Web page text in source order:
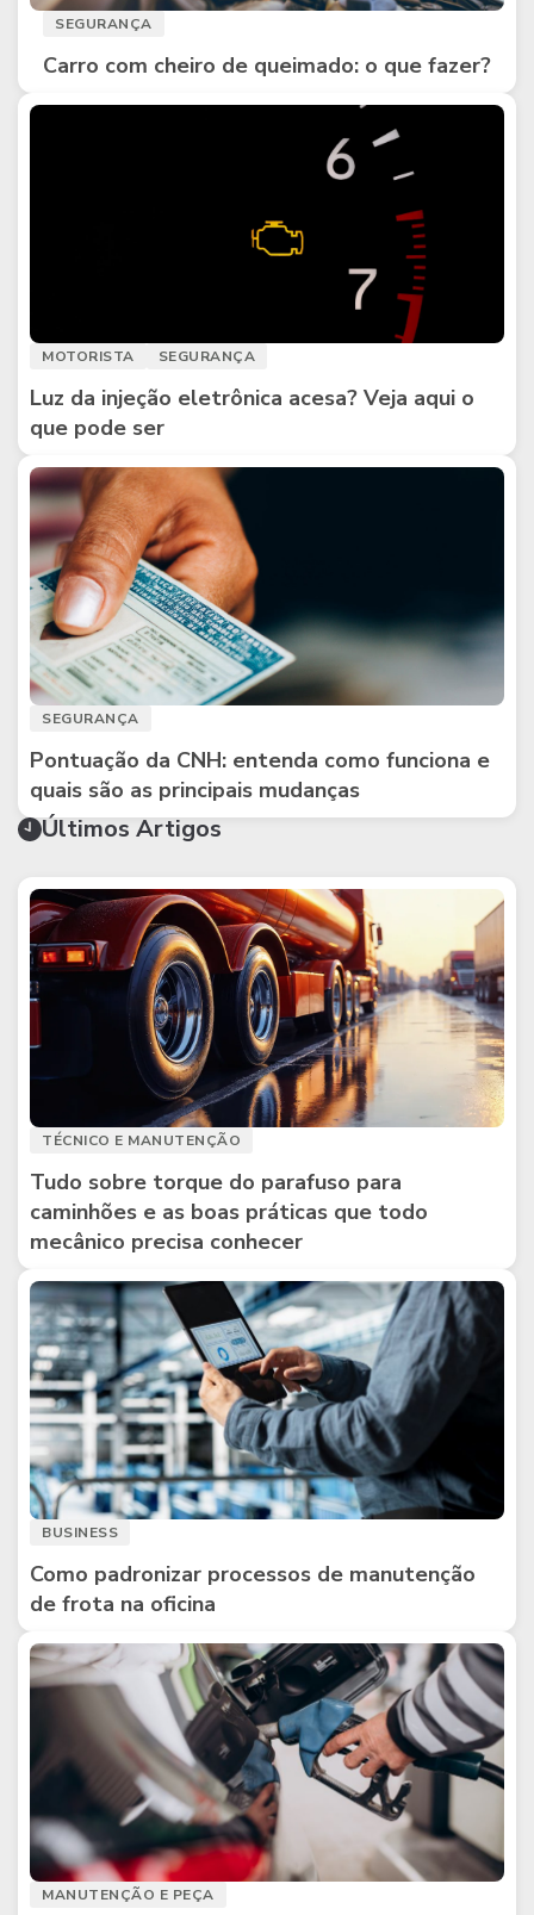
SEGURANÇA
Carro com cheiro de queimado: o que fazer?
MOTORISTA SEGURANÇA
Luz da injeção eletrônica acesa? Veja aqui o
que pode ser
SEGURANÇA
Pontuação da CNH: entenda como funciona e
quais são as principais mudanças
Últimos Artigos
TÉCNICO E MANUTENÇÃO
Tudo sobre torque do parafuso para
caminhões e as boas práticas que todo
mecânico precisa conhecer
BUSINESS
Como padronizar processos de manutenção
de frota na oficina
MANUTENÇÃO E PEÇA